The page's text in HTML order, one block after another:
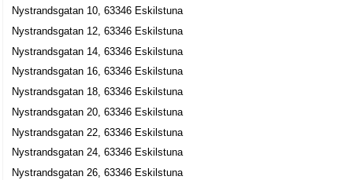
Nystrandsgatan 23, 63346 Eskilstuna
Garaget Media AB
Christian Marcos
Landstorps Cadhouse AB
Stig Fredrik Landstorp
016-517100
Nystrandsgatan 23, 63346 Eskilstuna
Nystrandsgatan 10, 63346 Eskilstuna
Nystrandsgatan 12, 63346 Eskilstuna
Nystrandsgatan 14, 63346 Eskilstuna
Nystrandsgatan 16, 63346 Eskilstuna
Nystrandsgatan 18, 63346 Eskilstuna
Nystrandsgatan 20, 63346 Eskilstuna
Nystrandsgatan 22, 63346 Eskilstuna
Nystrandsgatan 24, 63346 Eskilstuna
Nystrandsgatan 26, 63346 Eskilstuna